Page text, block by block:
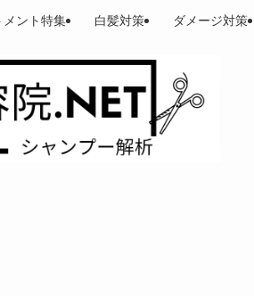
メント特集 白髪対策 ダメージ対策